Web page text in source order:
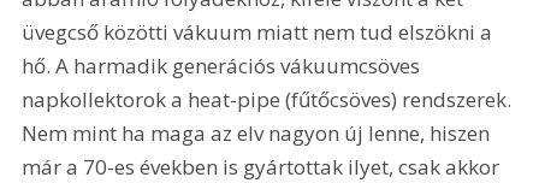
üvegcső közötti vákuum miatt nem tud elszökni a
hő. A harmadik generációs vákuumcsöves
napkollektorok a heat-pipe (fűtőcsöves) rendszerek.
Nem mint ha maga az elv nagyon új lenne, hiszen
már a 70-es években is gyártottak ilyet, csak akkor